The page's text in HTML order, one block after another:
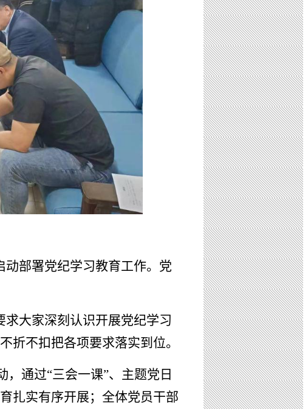
部署党纪学习教育工作。党
大家深刻认识开展党纪学习
折不扣把各项要求落实到位。
通过“三会一课”、主题党日
扎实有序开展；全体党员干部